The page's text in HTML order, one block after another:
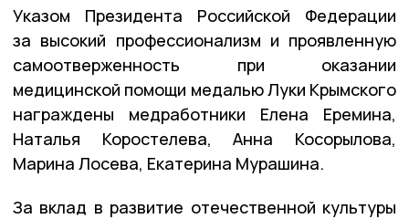
Указом Президента Российской Федерации
за высокий профессионализм и проявленную
самоотверженность при оказании
медицинской помощи медалью Луки Крымского
награждены медработники Елена Еремина,
Наталья Коростелева, Анна Косорылова,
Марина Лосева, Екатерина Мурашина.
За вклад в развитие отечественной культуры